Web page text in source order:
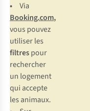
•
Via
Booking.com,
vous pouvez
utiliser les
filtrespour
rechercher
un logement
qui accepte
les animaux.